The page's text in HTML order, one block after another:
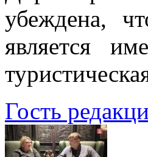
убеждена,
является
Гость